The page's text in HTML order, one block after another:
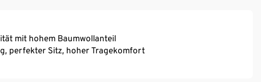
mit hohem Baumwollanteil
perfekter Sitz, hoher Tragekomfort